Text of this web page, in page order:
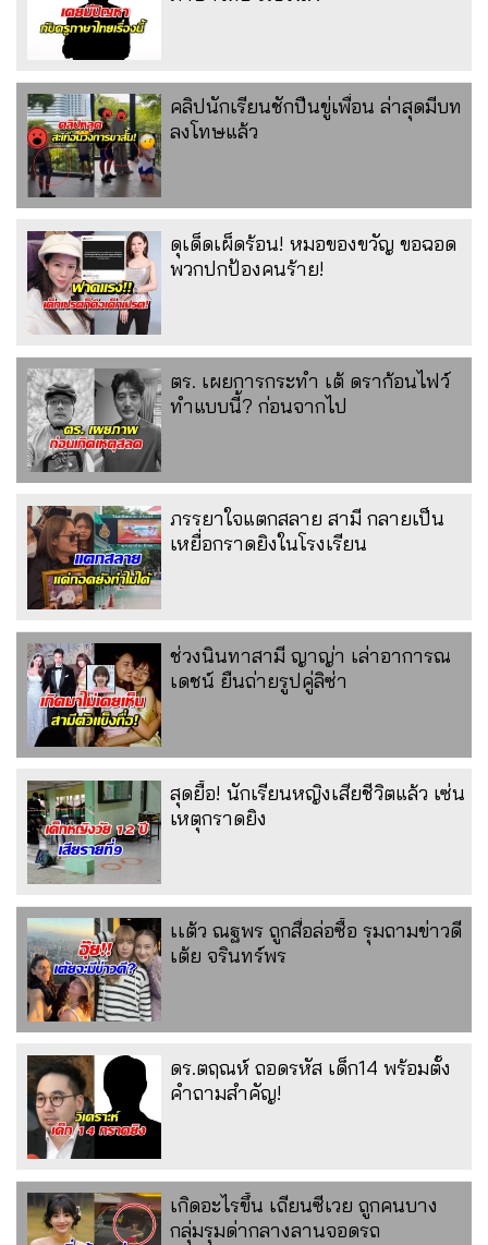
คลิปนักเรียนชักปืนขู่เพื่อน ล่าสุดมีบท
ลงโทษแล้ว
ดุเด็ดเผ็ดร้อน! หมอของขวัญ ขอฉอด
พวกปกป้องคนร้าย!
ตร. เผยการกระทำ เต้ ดราก้อนไฟว์
ทำแบบนี้? ก่อนจากไป
ภรรยาใจแตกสลาย สามี กลายเป็น
เหยื่อกราดยิงในโรงเรียน
ช่วงนินทาสามี ญาญ่า เล่าอาการณ
เดชน์ ยืนถ่ายรูปคู่ลิซ่า
สุดยื้อ! นักเรียนหญิงเสียชีวิตแล้ว เซ่น
เหตุกราดยิง
เเต้ว ณฐพร ถูกสื่อล่อซื้อ รุมถามข่าวดี
เต้ย จรินทร์พร
ดร.ตฤณห์ ถอดรหัส เด็ก14 พร้อมตั้ง
คำถามสำคัญ!
เกิดอะไรขึ้น เถียนซีเวย ถูกคนบาง
กลุ่มรุมด่ากลางลานจอดรถ